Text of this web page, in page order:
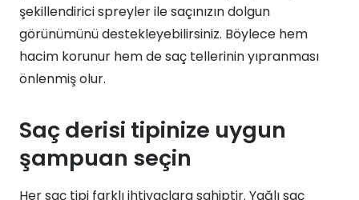
şekillendirici spreyler ile saçınızın dolgun
görünümünü destekleyebilirsiniz. Böylece hem
hacim korunur hem de saç tellerinin yıpranması
önlenmiş olur.
Saç derisi tipinize uygun
şampuan seçin
Her saç tipi farklı ihtiyaçlara sahiptir. Yağlı saç